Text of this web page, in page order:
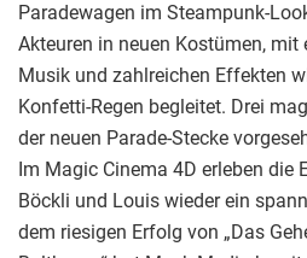
Paradewagen im Steampunk-
Akteuren in neuen Kostümen, mit
Musik und zahlreichen Effekten
Konfetti-Regen begleitet. Drei
der neuen Parade-Stecke
Im Magic Cinema 4D erleben die
Böckli und Louis wieder ein
dem riesigen Erfolg von „Das